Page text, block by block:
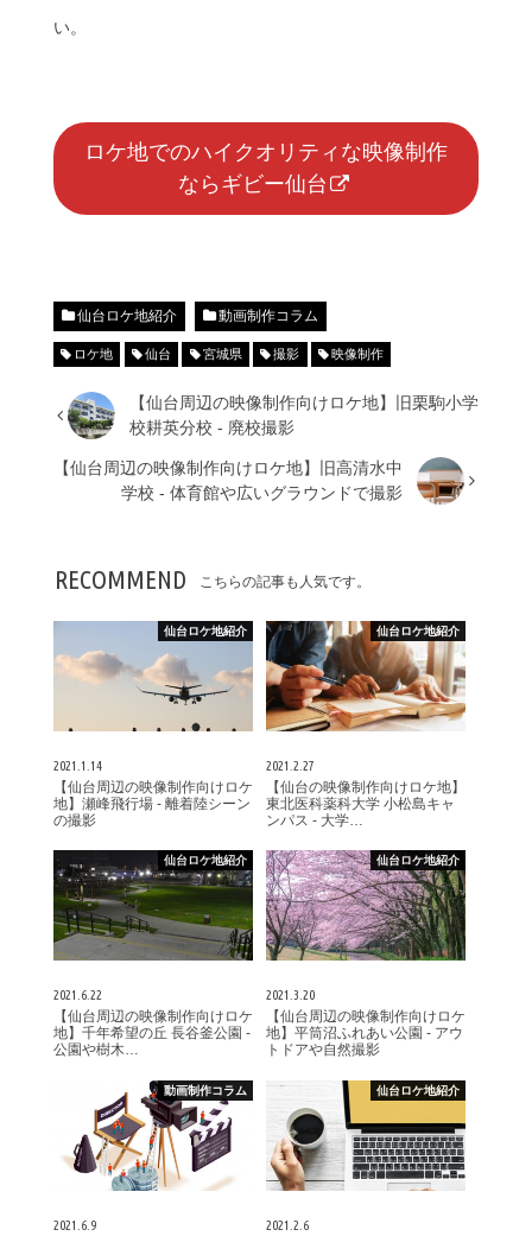
い。
ロケ地でのハイクオリティな映像制作
ならギビー仙台
仙台ロケ地紹介 動画制作コラム
ロケ地 仙台 宮城県 撮影 映像制作
【仙台周辺の映像制作向けロケ地】旧栗駒小学
校耕英分校 - 廃校撮影
【仙台周辺の映像制作向けロケ地】旧高清水中
学校 - 体育館や広いグラウンドで撮影
RECOMMEND こちらの記事も人気です。
仙台ロケ地紹介
2021.1.14
【仙台周辺の映像制作向けロケ
地】瀬峰飛行場 - 離着陸シーン
の撮影
仙台ロケ地紹介
2021.2.27
【仙台の映像制作向けロケ地】
東北医科薬科大学 小松島キャ
ンパス - 大学…
仙台ロケ地紹介
2021.6.22
【仙台周辺の映像制作向けロケ
地】千年希望の丘 長谷釜公園 -
公園や樹木…
仙台ロケ地紹介
2021.3.20
【仙台周辺の映像制作向けロケ
地】平筒沼ふれあい公園 - アウ
トドアや自然撮影
動画制作コラム
2021.6.9
仙台ロケ地紹介
2021.2.6